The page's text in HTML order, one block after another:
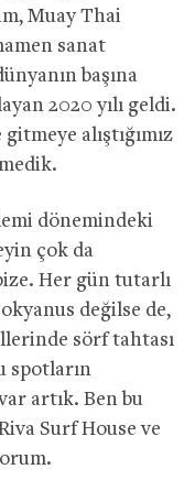
Muay Thai
sanat
başına
2020 yılı geldi.
alıştığımız
dönemindeki
çok da
Her gün tutarlı
değilse de,
sörf tahtası
spotların
artık. Ben bu
Surf House ve